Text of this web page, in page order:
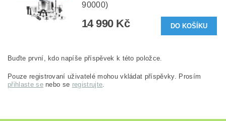
90000)
14 990 Kč
Buďte první, kdo napíše příspěvek k této položce.
Pouze registrovaní uživatelé mohou vkládat příspěvky. Prosím
přihlaste senebo se registrujte.